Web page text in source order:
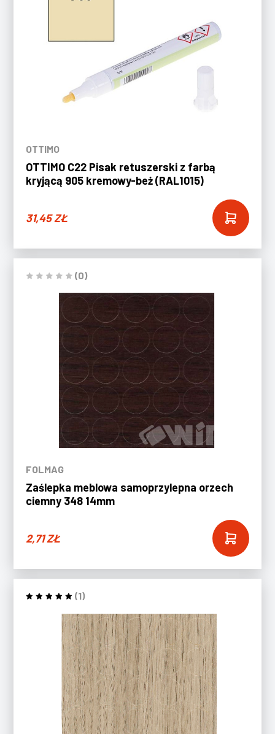
OTTIMO
OTTIMO C22 Pisak retuszerski z farbą
kryjącą 905 kremowy-beż (RAL1015)
31,45ZŁ
(0)
FOLMAG
Zaślepka meblowa samoprzylepna orzech
ciemny 348 14mm
2,71ZŁ
(1)